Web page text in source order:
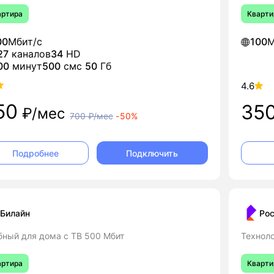
Мбит/с
каналов34 HD
минут500 смс 50 Гб
₽/мес 700₽/мес -50%
Подробнее Подключить
100
4.6
Билайн
для дома с ТВ 500 Мбит